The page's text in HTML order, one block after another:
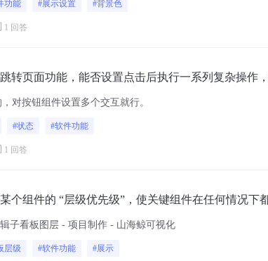
功能 #展示设置 #背景色
1 回答
转页面功能，能否设置点击后执行一系列复杂操作
对按钮组件设置多个交互就行。
#状态 #软件功能
1 回答
个组件的 “层级优先级”，使关键组件在任何情况下
子看板图层 - 项目制作 - 山海鲸可视化
层级 #软件功能 #展示